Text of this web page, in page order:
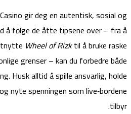
gir deg en autentisk, sosial og
å følge de åtte tipsene over – fra å
Wheel of Rizktil å bruke raske
grenser – kan du forbedre både
Husk alltid å spille ansvarlig, holde
nyte spenningen som live‑bordene
tilbyr.